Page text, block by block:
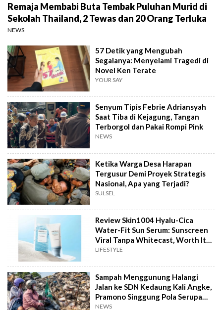
Remaja Membabi Buta Tembak Puluhan Murid di
Sekolah Thailand, 2 Tewas dan 20 Orang Terluka
NEWS
57 Detik yang Mengubah
Segalanya: Menyelami Tragedi di
Novel Ken Terate
YOUR SAY
Senyum Tipis Febrie Adriansyah
Saat Tiba di Kejagung, Tangan
Terborgol dan Pakai Rompi Pink
NEWS
Ketika Warga Desa Harapan
Tergusur Demi Proyek Strategis
Nasional, Apa yang Terjadi?
SULSEL
Review Skin1004 Hyalu-Cica
Water-Fit Sun Serum: Sunscreen
Viral Tanpa Whitecast, Worth It
to Buy?
LIFESTYLE
Sampah Menggunung Halangi
Jalan ke SDN Kedaung Kali Angke,
Pramono Singgung Pola Serupa
Kramat Jati
NEWS